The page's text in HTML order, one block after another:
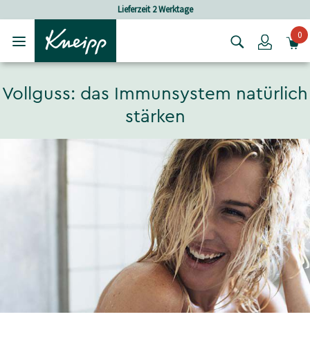
Lieferzeit 2 Werktage
Login0
Vollguss: das Immunsystem natürlich
stärken